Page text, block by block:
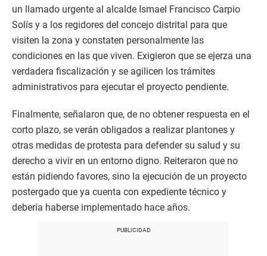
un llamado urgente al alcalde Ismael Francisco Carpio
Solís y a los regidores del concejo distrital para que
visiten la zona y constaten personalmente las
condiciones en las que viven. Exigieron que se ejerza una
verdadera fiscalización y se agilicen los trámites
administrativos para ejecutar el proyecto pendiente.
Finalmente, señalaron que, de no obtener respuesta en el
corto plazo, se verán obligados a realizar plantones y
otras medidas de protesta para defender su salud y su
derecho a vivir en un entorno digno. Reiteraron que no
están pidiendo favores, sino la ejecución de un proyecto
postergado que ya cuenta con expediente técnico y
debería haberse implementado hace años.